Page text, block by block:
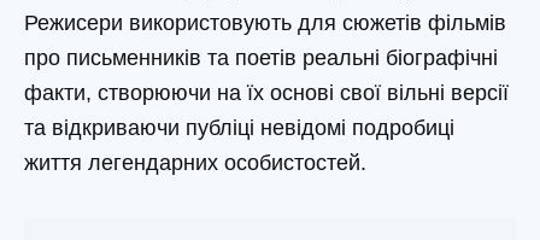
Режисери використовують для сюжетів фільмів
про письменників та поетів реальні біографічні
факти, створюючи на їх основі свої вільні версії
та відкриваючи публіці невідомі подробиці
життя легендарних особистостей.